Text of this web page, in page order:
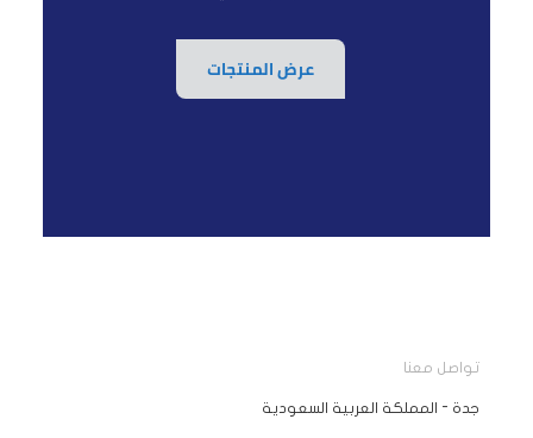
عرض المنتجات
تواصل معنا
جدة - المملكة العربية السعودية